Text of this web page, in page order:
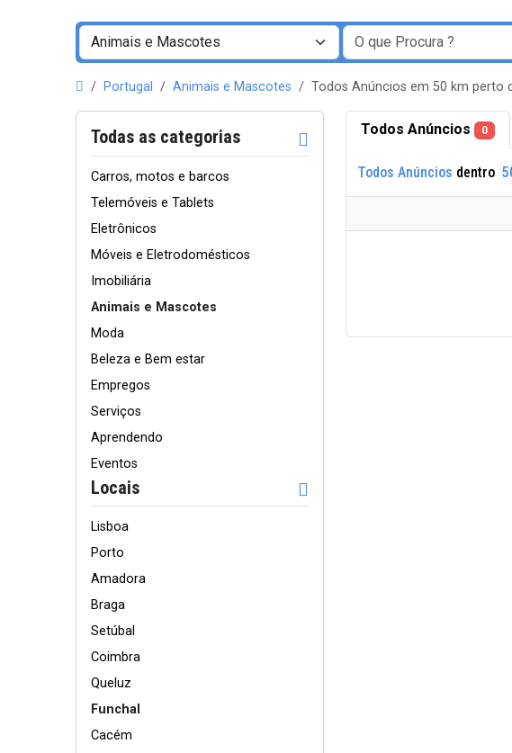
Portugal Animais e Mascotes Todos Anúncios em 50 km perto
Todas as categorias
Carros, motos e barcos
Telemóveis e Tablets
Eletrônicos
Móveis e Eletrodomésticos
Imobiliária
Animais e Mascotes
Moda
Beleza e Bem estar
Empregos
Serviços
Aprendendo
Eventos
Locais
Lisboa
Porto
Amadora
Braga
Setúbal
Coimbra
Queluz
Funchal
Cacém
Todos Anúncios 0
Todos Anúncios dentro